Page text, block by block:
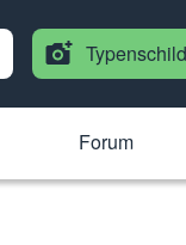
Typenschild
Forum